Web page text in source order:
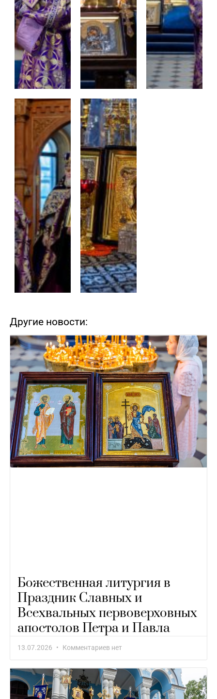
Другие новости:
Божественная литургия в
Праздник Славных и
Всехвальных первоверховных
апостолов Петра и Павла
13.07.2026 Комментариев нет